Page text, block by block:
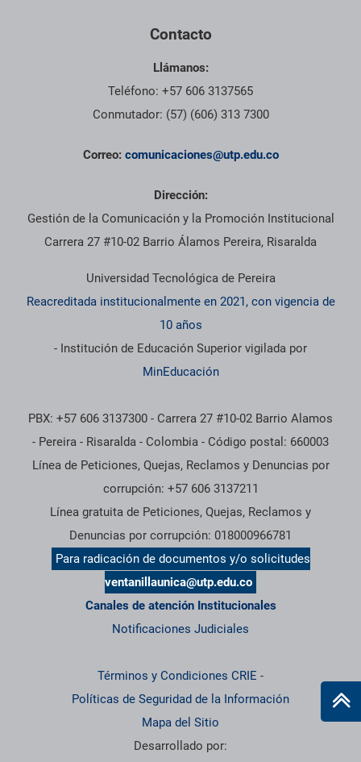
Contacto
Llámanos:
Teléfono: +57 606 3137565
Conmutador: (57) (606) 313 7300
Correo: comunicaciones@utp.edu.co
Dirección:
Gestión de la Comunicación y la Promoción Institucional
Carrera 27 #10-02 Barrio Álamos Pereira, Risaralda
Universidad Tecnológica de Pereira
Reacreditada institucionalmente en 2021, con vigencia de
10 años
- Institución de Educación Superior vigilada por
MinEducación
PBX: +57 606 3137300 - Carrera 27 #10-02 Barrio Alamos
- Pereira - Risaralda - Colombia - Código postal: 660003
Línea de Peticiones, Quejas, Reclamos y Denuncias por
corrupción: +57 606 3137211
Línea gratuita de Peticiones, Quejas, Reclamos y
Denuncias por corrupción: 018000966781
Para radicación de documentos y/o solicitudes
ventanillaunica@utp.edu.co
Canales de atención Institucionales
Notificaciones Judiciales
Términos y Condiciones CRIE -
Políticas de Seguridad de la Información
Mapa del Sitio
Desarrollado por: